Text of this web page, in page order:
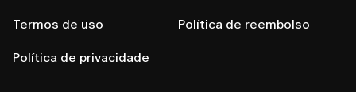
Termos de uso
Política de privacidade
Política de reembolso